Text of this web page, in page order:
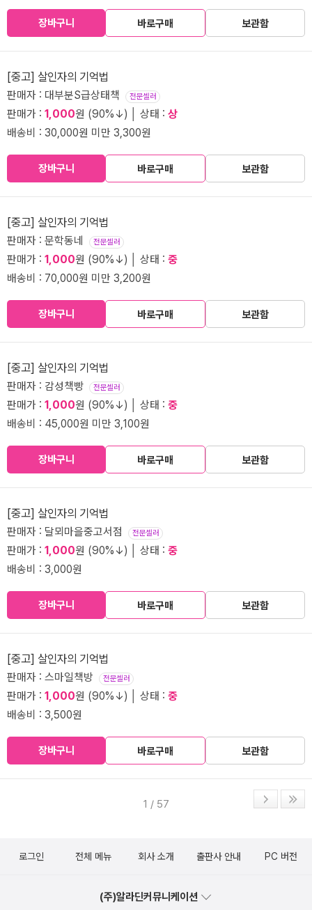
장바구니 바로구매 보관함
[중고] 살인자의 기억법
판매자 : 대부분S급상태책 전문셀러
판매가 : 1,000원 (90%↓) │ 상태 : 상
배송비 : 30,000원 미만 3,300원
장바구니 바로구매 보관함
[중고] 살인자의 기억법
판매자 : 문학동네 전문셀러
판매가 : 1,000원 (90%↓) │ 상태 : 중
배송비 : 70,000원 미만 3,200원
장바구니 바로구매 보관함
[중고] 살인자의 기억법
판매자 : 감성책빵 전문셀러
판매가 : 1,000원 (90%↓) │ 상태 : 중
배송비 : 45,000원 미만 3,100원
장바구니 바로구매 보관함
[중고] 살인자의 기억법
판매자 : 달뫼마을중고서점 전문셀러
판매가 : 1,000원 (90%↓) │ 상태 : 중
배송비 : 3,000원
장바구니 바로구매 보관함
[중고] 살인자의 기억법
판매자 : 스마일책방 전문셀러
판매가 : 1,000원 (90%↓) │ 상태 : 중
배송비 : 3,500원
장바구니 바로구매 보관함
1 / 57
로그인 전체 메뉴 회사 소개 출판사 안내 PC 버전
(주)알라딘커뮤니케이션